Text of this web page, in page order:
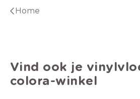
Home
Vind ook je
colora-winkel